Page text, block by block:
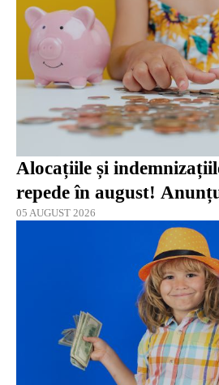
Alocațiile și
repede în august!
05 AUGUST 2026